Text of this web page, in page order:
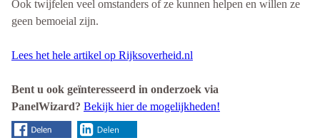
Ook twijfelen veel omstanders of ze kunnen helpen en willen ze
geen bemoeial zijn.
Lees het hele artikel op Rijksoverheid.nl
Bent u ook geïnteresseerd in onderzoek via
PanelWizard? Bekijk hier de mogelijkheden!